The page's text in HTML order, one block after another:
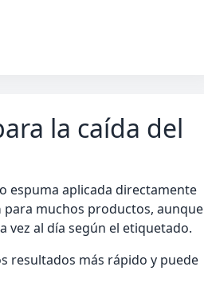
la caída del
espuma aplicada directamente
para muchos productos, aunque
vez al día según el etiquetado.
resultados más rápido y puede